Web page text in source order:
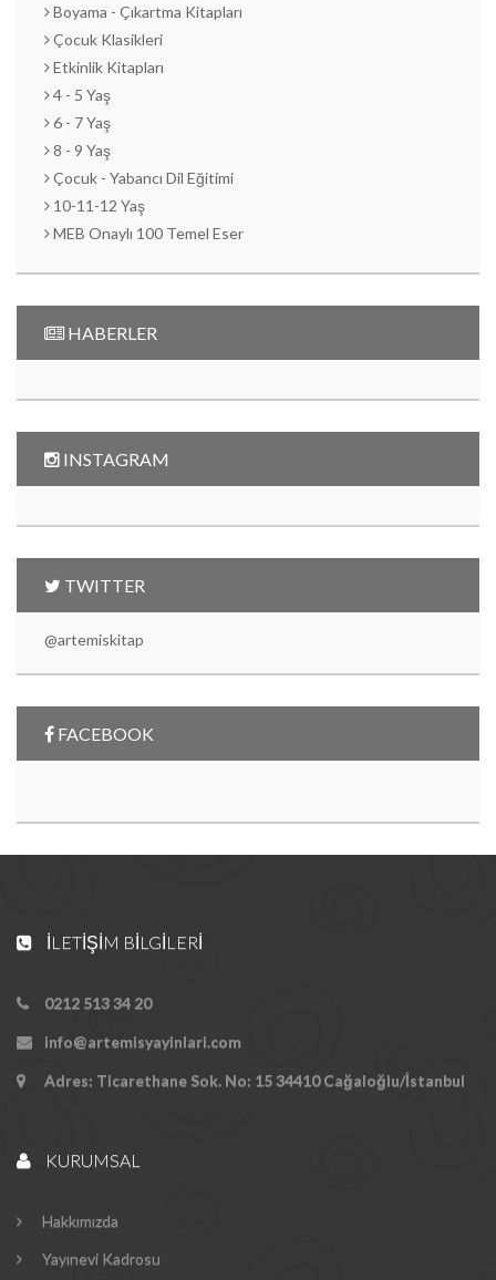
Boyama - Çıkartma Kitapları
Çocuk Klasikleri
Etkinlik Kitapları
4 - 5 Yaş
6 - 7 Yaş
8 - 9 Yaş
Çocuk - Yabancı Dil Eğitimi
10-11-12 Yaş
MEB Onaylı 100 Temel Eser
HABERLER
INSTAGRAM
TWITTER
@artemiskitap
FACEBOOK
İLETIŞIM BILGILERI
0212 513 34 20
info@artemisyayinlari.com
Adres: Ticarethane Sok. No: 15 34410 Cağaloğlu/İstanbul
KURUMSAL
Hakkımızda
Yayınevi Kadrosu